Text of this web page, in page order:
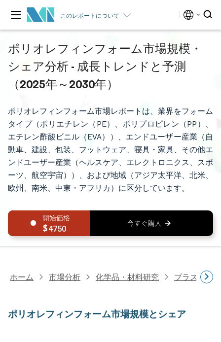
このレポートについて
ポリオレフィンフォーム市場規模・
シェア分析 - 成長トレンドと予測
（2025年～2030年）
ポリオレフィンフォーム市場レポートは、業界をフォーム
タイプ（ポリエチレン（PE）、ポリプロピレン（PP）、
エチレン酢酸ビニル（EVA））、エンドユーザー産業（自
動車、建設、包装、フットウェア、寝具・家具、その他エ
ンドユーザー産業（ヘルスケア、エレクトロニクス、スポ
ーツ、航空宇宙））、および地域（アジア太平洋、北米、
欧州、南米、中東・アフリカ）に区分しています。
4750
ホーム 市場分析 化学品・材料研究 プラスチッ
ポリオレフィンフォーム市場規模とシェア